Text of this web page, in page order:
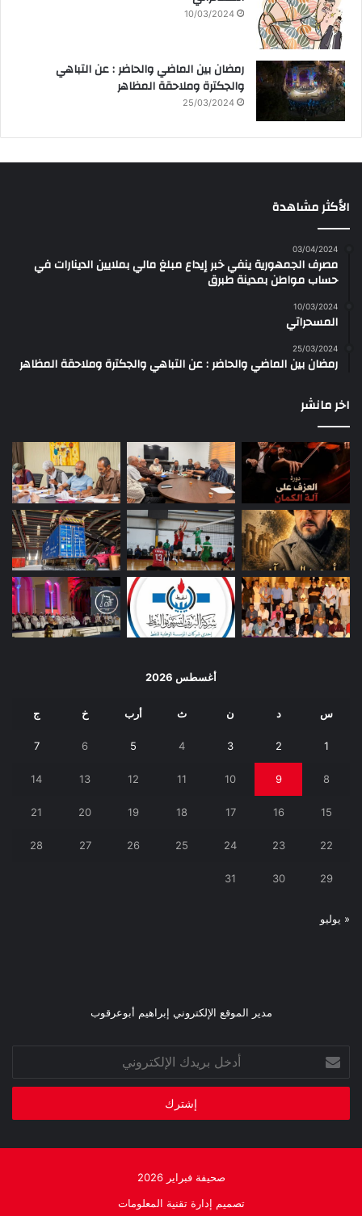
10/03/2024
رمضان بين الماضي والحاضر : عن التباهي
والجكترة وملاحقة المظاهر
25/03/2024
الأكثر مشاهدة
03/04/2024
مصرف الجمهورية ينفي خبر إيداع مبلغ مالي بملايين الدينارات في
حساب مواطن بمدينة طبرق
10/03/2024
المسحراتي
25/03/2024
رمضان بين الماضي والحاضر : عن التباهي والجكترة وملاحقة المظاهر
اخر مانشر
أغسطس 2026
س د ن ث أرب خ ج
1
2
3
4
5
6
7
8
9
10
11
12
13
14
15
16
17
18
19
20
21
22
23
24
25
26
27
28
29
30
31
« يوليو
مدير الموقع الإلكتروني إبراهيم أبوعرقوب
أدخل
بريدك
الإلكتروني
صحيفة فبراير 2026
تصميم إدارة تقنية المعلومات